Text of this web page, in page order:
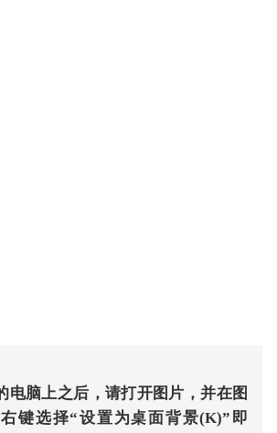
电脑上之后，请打开图片，并在图
键选择“设置为桌面背景(K)”即